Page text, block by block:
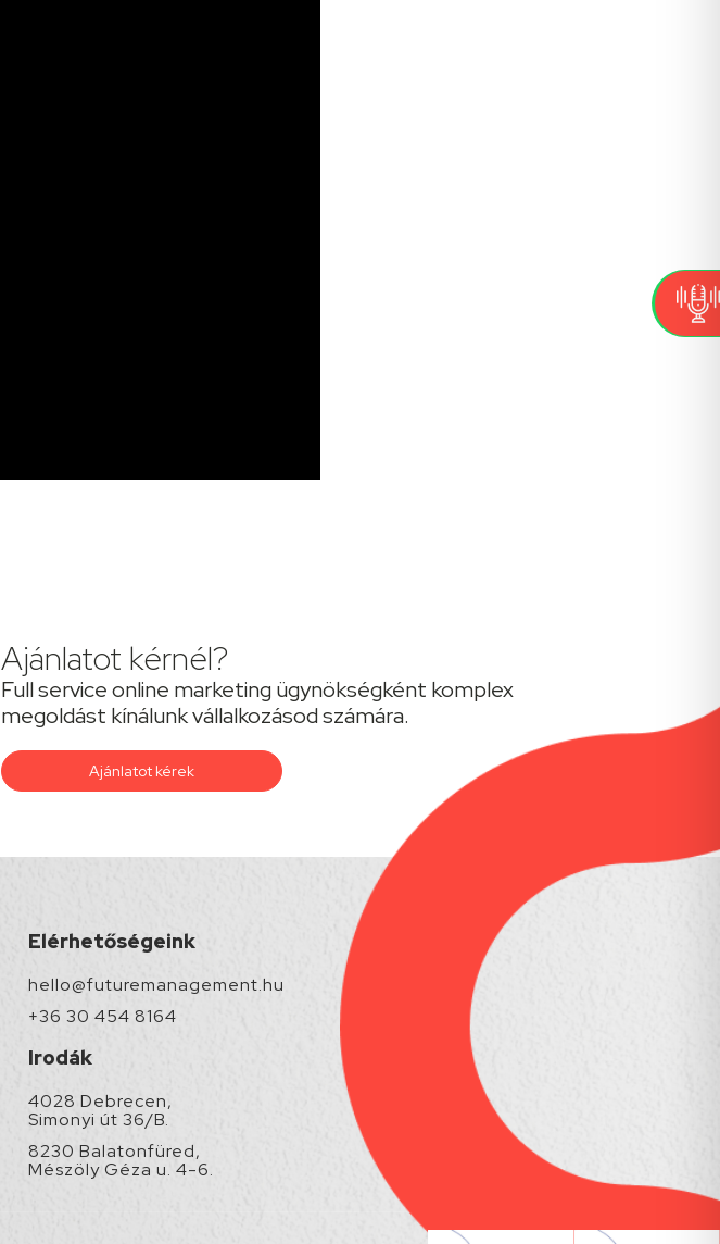
Ajánlatot kérnél?
Full service online marketing ügynökségként komplex
megoldást kínálunk vállalkozásod számára.
Ajánlatot kérek
Elérhetőségeink
hello@futuremanagement.hu
+36 30 454 8164
Irodák
4028 Debrecen,
Simonyi út 36/B.
8230 Balatonfüred,
Mészöly Géza u. 4-6.